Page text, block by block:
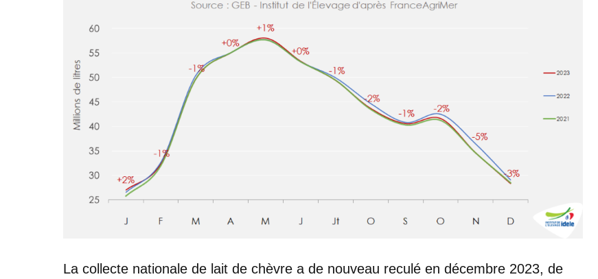
La collecte nationale de lait de chèvre a de nouveau reculé en décembre 2023, de